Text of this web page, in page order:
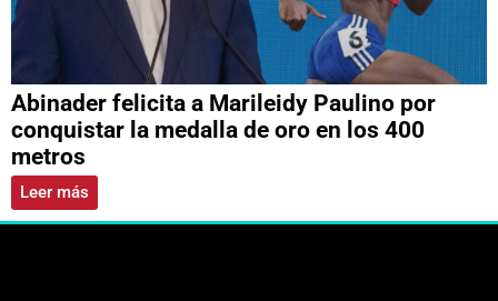
Abinader felicita a Marileidy Paulino por
conquistar la medalla de oro en los 400
metros
Leer más